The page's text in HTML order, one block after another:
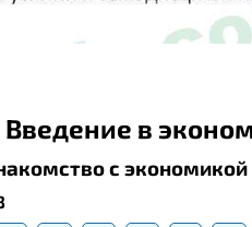
Введение в
с экономикой